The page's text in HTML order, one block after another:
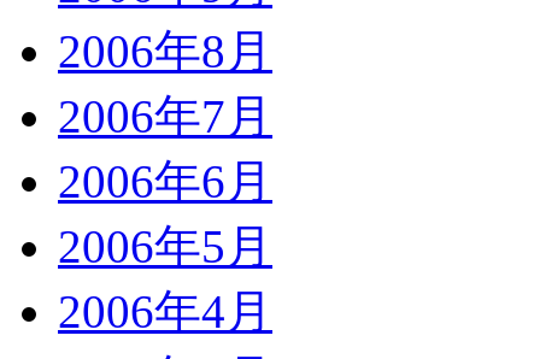
2006年8月
2006年7月
2006年6月
2006年5月
2006年4月